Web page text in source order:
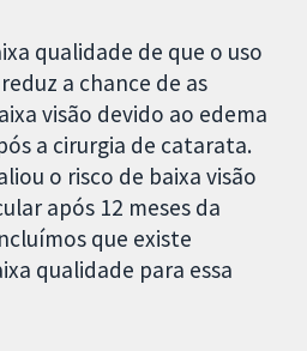
qualidade de que o uso
a chance de as
visão devido ao edema
a cirurgia de catarata.
o risco de baixa visão
após 12 meses da
que existe
qualidade para essa